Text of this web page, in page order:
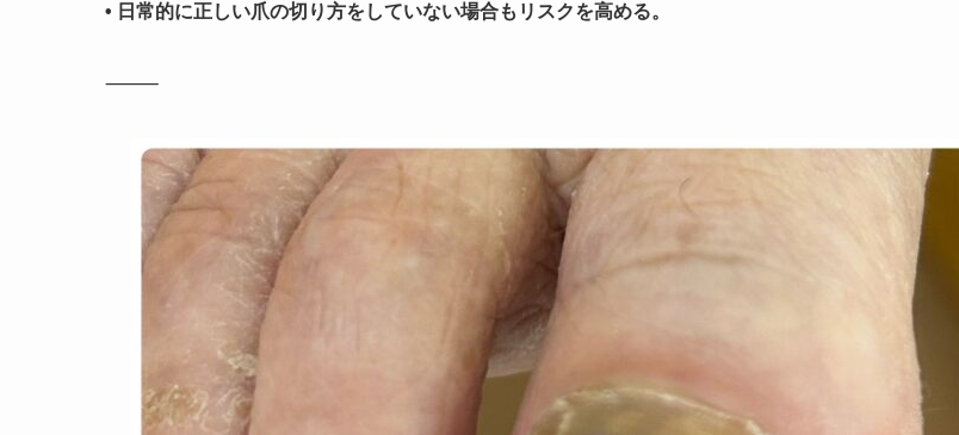
• 日常的に正しい爪の切り方をしていない場合もリスクを高める。
⸻